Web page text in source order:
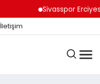
Sivasspor Erciyes
İletişim